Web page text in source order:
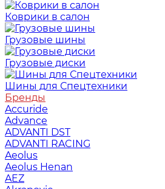
Коврики в салон
Грузовые шины
Грузовые диски
Шины для Спецтехники
Бренды
Accuride
Advance
ADVANTI DST
ADVANTI RACING
Aeolus
Aeolus Henan
AEZ